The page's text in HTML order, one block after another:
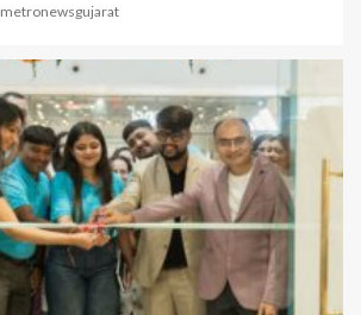
metronewsgujarat